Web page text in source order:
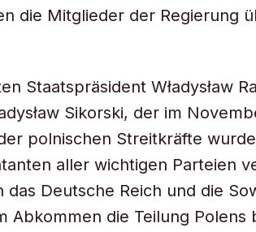
die Mitglieder der Regierung
Staatspräsident Władysław
Sikorski, der im
polnischen Streitkräfte
aller wichtigen Parteien
das Deutsche Reich und die
Abkommen die Teilung Polens